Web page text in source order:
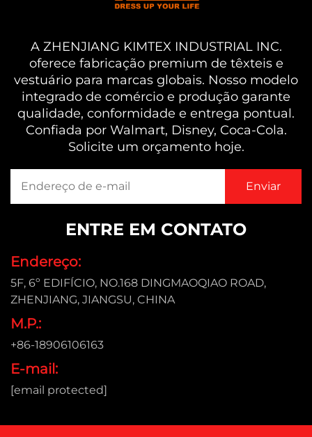
A ZHENJIANG KIMTEX INDUSTRIAL INC.
oferece fabricação premium de têxteis e
vestuário para marcas globais. Nosso modelo
integrado de comércio e produção garante
qualidade, conformidade e entrega pontual.
Confiada por Walmart, Disney, Coca-Cola.
Solicite um orçamento hoje.
ENTRE EM CONTATO
Endereço:
5F, 6º EDIFÍCIO, NO.168 DINGMAOQIAO ROAD,
ZHENJIANG, JIANGSU, CHINA
M.P.:
+86-18906106163
E-mail:
[email protected]